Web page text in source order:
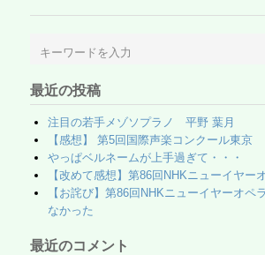
e
b
o
k
er
o
ail
最近の投稿
注目の若手メゾソプラノ 平野 葉月
【感想】 第5回国際声楽コンクール東京
やっぱベルネームが上手過ぎて・・・
【改めて感想】第86回NHKニューイヤー
【お詫び】第86回NHKニューイヤーオペ
なかった
最近のコメント